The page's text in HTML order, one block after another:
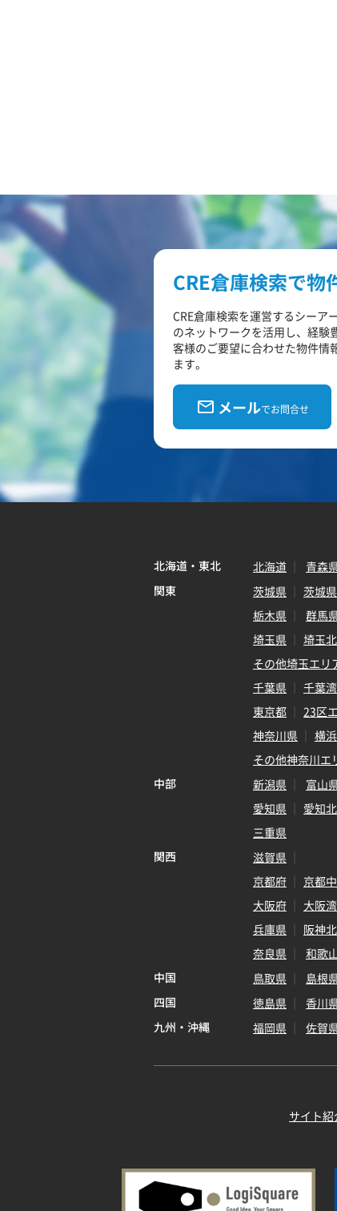
CRE倉庫検索で物
CRE倉庫検索を運営するシーア
のネットワークを活用し、経験
客様のご要望に合わせた物件情
ます。
メールでお問合せ
北海道・東北 北海道 青森
関東
茨城県 茨城
栃木県
群馬
埼玉県
埼玉
その他埼玉エリ
千葉県
千葉
東京都
23区
神奈川県
横
その他神奈川エ
中部
新潟県 富山
愛知県
愛知
三重県
関西
滋賀県
京都府
京都
大阪府
大阪
兵庫県
阪神
奈良県
和歌
中国
鳥取県 島根
四国
徳島県 香川
九州・沖縄
福岡県 佐賀
サイト紹